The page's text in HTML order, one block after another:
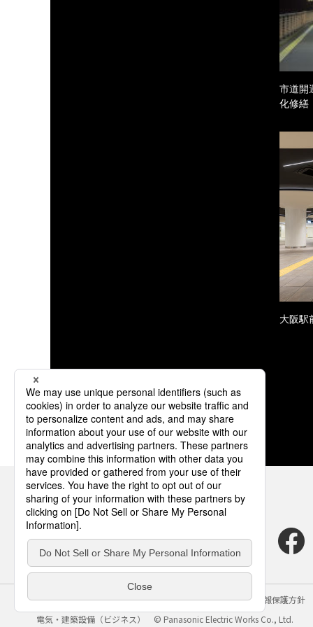
市道開
化修繕
大阪
サイトのご利用にあたって クッキーポリシー
個人情報保護方針
電気・建築設備（ビジネス）
© Panasonic Electric Works Co., Ltd.